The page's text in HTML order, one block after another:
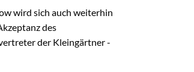
wird sich auch weiterhin
des
der Kleingärtner -